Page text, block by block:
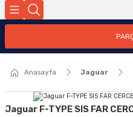
Anasayfa Jaguar
Jaguar F-TYPE SIS FAR